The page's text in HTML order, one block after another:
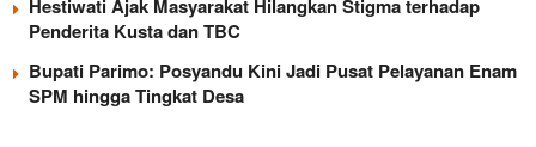
Hestiwati Ajak Masyarakat Hilangkan Stigma terhadap
Penderita Kusta dan TBC
Bupati Parimo: Posyandu Kini Jadi Pusat Pelayanan Enam
SPM hingga Tingkat Desa